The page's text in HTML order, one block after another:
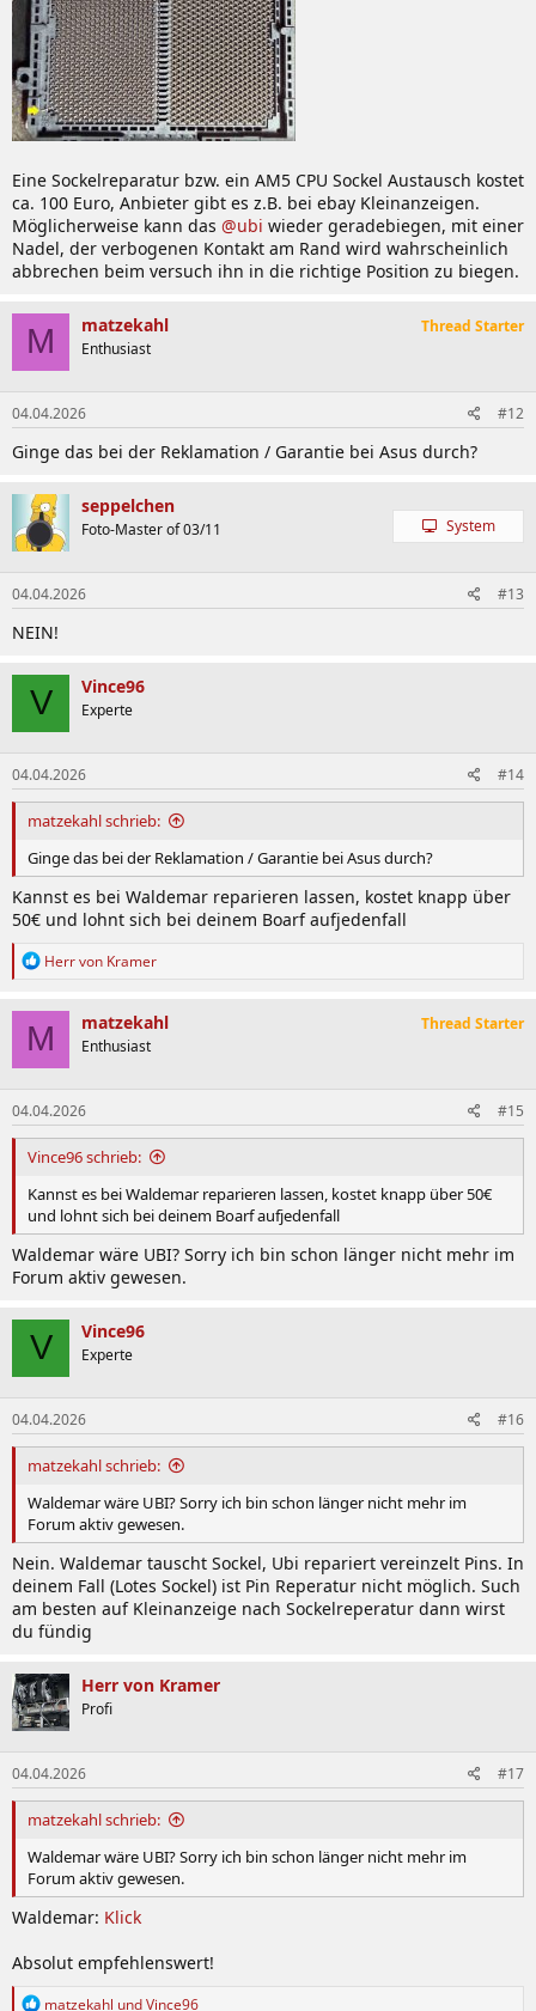
Eine Sockelreparatur bzw. ein AM5 CPU Sockel Austausch kostet
ca. 100 Euro, Anbieter gibt es z.B. bei ebay Kleinanzeigen.
Möglicherweise kann das @ubi wieder geradebiegen, mit einer
Nadel, der verbogenen Kontakt am Rand wird wahrscheinlich
abbrechen beim versuch ihn in die richtige Position zu biegen.
M matzekahl
Enthusiast
Thread Starter
04.04.2026 #12
Ginge das bei der Reklamation / Garantie bei Asus durch?
seppelchen
Foto-Master of 03/11 System
04.04.2026 #13
NEIN!
V Vince96
Experte
04.04.2026 #14
matzekahl schrieb:
Ginge das bei der Reklamation / Garantie bei Asus durch?
Kannst es bei Waldemar reparieren lassen, kostet knapp über
50€ und lohnt sich bei deinem Boarf aufjedenfall
R
k
t
o
n
e
n
:
Herr von Kramer
M matzekahl
Enthusiast
Thread Starter
04.04.2026 #15
Vince96 schrieb:
Kannst es bei Waldemar reparieren lassen, kostet knapp über 50€
und lohnt sich bei deinem Boarf aufjedenfall
Waldemar wäre UBI? Sorry ich bin schon länger nicht mehr im
Forum aktiv gewesen.
V Vince96
Experte
04.04.2026 #16
matzekahl schrieb:
Waldemar wäre UBI? Sorry ich bin schon länger nicht mehr im
Forum aktiv gewesen.
Nein. Waldemar tauscht Sockel, Ubi repariert vereinzelt Pins. In
deinem Fall (Lotes Sockel) ist Pin Reperatur nicht möglich. Such
am besten auf Kleinanzeige nach Sockelreperatur dann wirst
du fündig
Herr von Kramer
Profi
04.04.2026 #17
matzekahl schrieb:
Waldemar wäre UBI? Sorry ich bin schon länger nicht mehr im
Forum aktiv gewesen.
Waldemar: Klick
Absolut empfehlenswert!
R
matzekahl undVince96